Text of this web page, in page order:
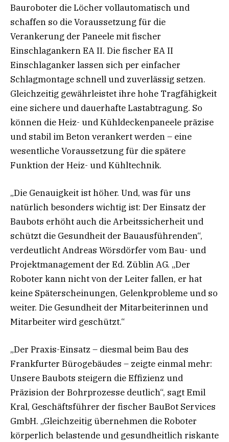
Bauroboter die Löcher vollautomatisch und
schaffen so die Voraussetzung für die
Verankerung der Paneele mit fischer
Einschlagankern EA II. Die fischer EA II
Einschlaganker lassen sich per einfacher
Schlagmontage schnell und zuverlässig setzen.
Gleichzeitig gewährleistet ihre hohe Tragfähigkeit
eine sichere und dauerhafte Lastabtragung. So
können die Heiz- und Kühldeckenpaneele präzise
und stabil im Beton verankert werden – eine
wesentliche Voraussetzung für die spätere
Funktion der Heiz- und Kühltechnik.
„Die Genauigkeit ist höher. Und, was für uns
natürlich besonders wichtig ist: Der Einsatz der
Baubots erhöht auch die Arbeitssicherheit und
schützt die Gesundheit der Bauausführenden“,
verdeutlicht Andreas Wörsdörfer vom Bau- und
Projektmanagement der Ed. Züblin AG. „Der
Roboter kann nicht von der Leiter fallen, er hat
keine Späterscheinungen, Gelenkprobleme und so
weiter. Die Gesundheit der Mitarbeiterinnen und
Mitarbeiter wird geschützt.“
„Der Praxis-Einsatz – diesmal beim Bau des
Frankfurter Bürogebäudes – zeigte einmal mehr:
Unsere Baubots steigern die Effizienz und
Präzision der Bohrprozesse deutlich“, sagt Emil
Kral, Geschäftsführer der fischer BauBot Services
GmbH. „Gleichzeitig übernehmen die Roboter
körperlich belastende und gesundheitlich riskante